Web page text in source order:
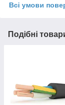
Всі умови
Подібні